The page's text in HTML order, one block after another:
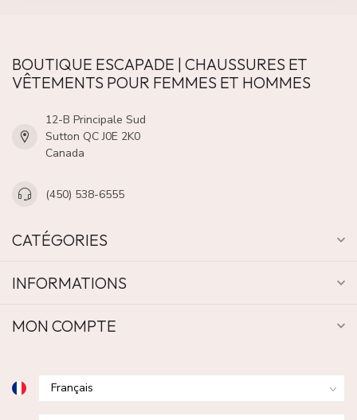
BOUTIQUE ESCAPADE | CHAUSSURES ET
VÊTEMENTS POUR FEMMES ET HOMMES
12-B Principale Sud
Sutton QC J0E 2K0
Canada
(450) 538-6555
CATÉGORIES
INFORMATIONS
MON COMPTE